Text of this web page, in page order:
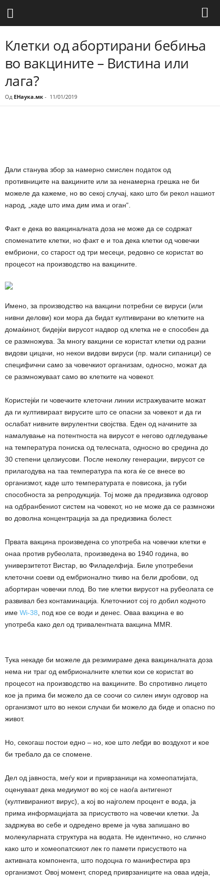
Клетки од абортирани бебиња
во вакцините – Вистина или
лага?
Од ЕНаука.мк - 11/01/2019
Дали станува збор за намерно смислен податок од
противниците на вакцините или за ненамерна грешка не би
можеле да кажеме, но во секој случај, како што би рекол нашиот
народ, „каде што има дим има и оган“.
Факт е дека во вакциналната доза не може да се содржат
споменатите клетки, но факт е и тоа дека клетки од човечки
ембриони, со старост од три месеци, редовно се користат во
процесот на производство на вакцините.
Имено, за производство на вакцини потребни се вируси (или
нивни делови) кои мора да бидат култивирани во клетките на
домаќинот, бидејќи вирусот надвор од клетка не е способен да
се размножува. За многу вакцини се користат клетки од разни
видови цицачи, но некои видови вируси (пр. мали сипаници) се
специфични само за човечкиот организам, односно, можат да
се размножуваат само во клетките на човекот.
Користејќи ги човечките клеточни линии истражувачите можат
да ги култивираат вирусите што се опасни за човекот и да ги
ослабат нивните вирулентни својства. Еден од начините за
намалување на потентноста на вирусот е негово одгледување
на температура пониска од телесната, односно во средина до
30 степени целзиусови. После неколку генерации, вирусот се
прилагодува на таа температура па кога ќе се внесе во
организмот, каде што температурата е повисока, ја губи
способноста за репродукција. Тој може да предизвика одговор
на одбранбениот систем на човекот, но не може да се размножи
во доволна концентрација за да предизвика болест.
Првата вакцина произведена со употреба на човечки клетки е
онаа против рубеолата, произведена во 1940 година, во
универзитетот Вистар, во Филаделфија. Биле употребени
клеточни соеви од ембрионално ткиво на бели дробови, од
абортиран човечки плод. Во тие клетки вирусот на рубеолата се
развивал без контаминација. Клеточниот сој го добил кодното
име Wi-38 , под кое се води и денес. Оваа вакцина е во
употреба како дел од тривалентната вакцина ММR.
Тука некаде би можеле да резимираме дека вакциналната доза
нема ни траг од ембрионалните клетки кои се користат во
процесот на производство на вакцините. Во спротивно лицето
кое ја прима би можело да се соочи со силен имун одговор на
организмот што во некои случаи би можело да биде и опасно по
живот.
Но, секогаш постои едно – но, кое што лебди во воздухот и кое
би требало да се спомене.
Дел од јавноста, меѓу кои и приврзаници на хомеопатијата,
оценуваат дека медиумот во кој се наоѓа антигенот
(култивираниот вирус), а кој во најголем процент е вода, ја
прима информацијата за присуството на човечки клетки. Ја
задржува во себе и одредено време ја чува запишано во
молекуларната структура на водата. Не идентично, но слично
како што и хомеопатскиот лек го памети присуството на
активната компонента, што подоцна го манифестира врз
организмот. Овој момент, според приврзаниците на оваа идеја,